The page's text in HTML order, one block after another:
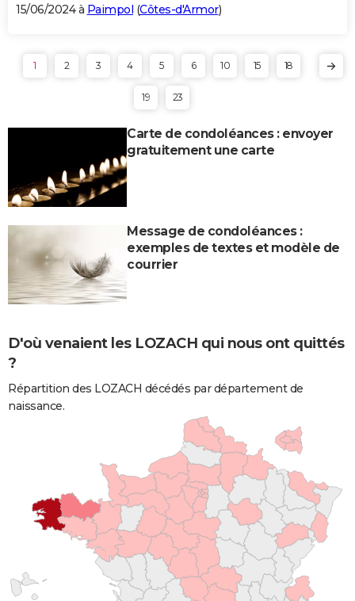
15/06/2024 à Paimpol (Côtes-d'Armor)
1 2 3 4 5 6 10 15 18
19 23
Carte de condoléances : envoyer
gratuitement une carte
Message de condoléances :
exemples de textes et modèle de
courrier
D'où venaient les LOZACH qui nous ont quittés
?
Répartition des LOZACH décédés par département de
naissance.